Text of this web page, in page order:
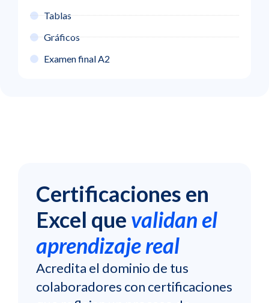
Tablas
Gráficos
Examen final A2
Certificaciones en
Excel que validan el
aprendizaje real
Acredita el dominio de tus
colaboradores con certificaciones